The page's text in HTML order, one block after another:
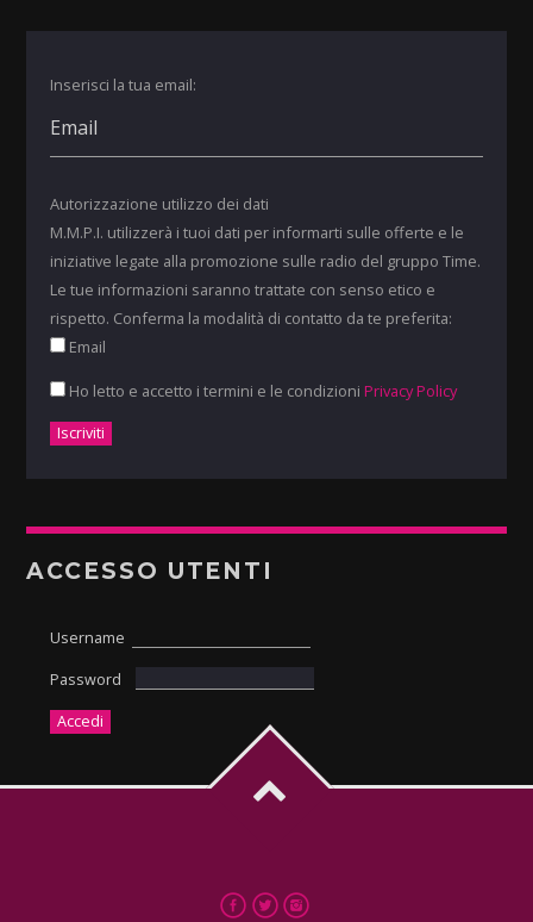
Inserisci la tua email:
Autorizzazione utilizzo dei dati
M.M.P.I. utilizzerà i tuoi dati per informarti sulle offerte e le
iniziative legate alla promozione sulle radio del gruppo Time.
Le tue informazioni saranno trattate con senso etico e
rispetto. Conferma la modalità di contatto da te preferita:
Email
Ho letto e accetto i termini e le condizioni Privacy Policy
ACCESSO UTENTI
Username
Password